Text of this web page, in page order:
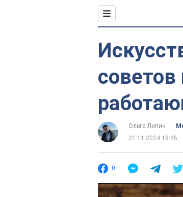
Ольга Липич
21.11.2024 18:45
0